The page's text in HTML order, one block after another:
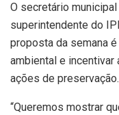
O secretário
superintendente do
proposta da semana
ambiental e incentivar
ações de preservação.
“Queremos mostrar